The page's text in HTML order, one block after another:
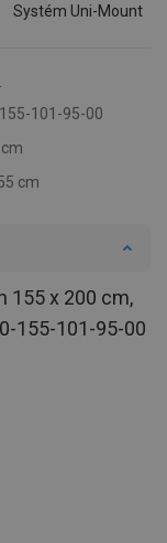
Systém Uni-Mount
101-95-00
cm
155 x 200 cm,
155-101-95-00